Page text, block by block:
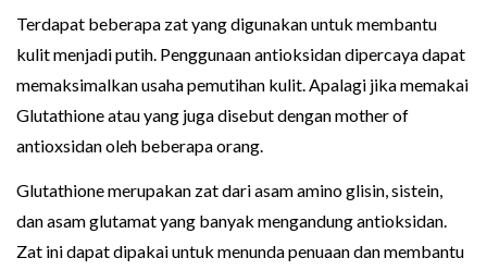
Terdapat beberapa zat yang digunakan untuk membantu
kulit menjadi putih. Penggunaan antioksidan dipercaya dapat
memaksimalkan usaha pemutihan kulit. Apalagi jika memakai
Glutathione atau yang juga disebut dengan mother of
antioxsidan oleh beberapa orang.
Glutathione merupakan zat dari asam amino glisin, sistein,
dan asam glutamat yang banyak mengandung antioksidan.
Zat ini dapat dipakai untuk menunda penuaan dan membantu